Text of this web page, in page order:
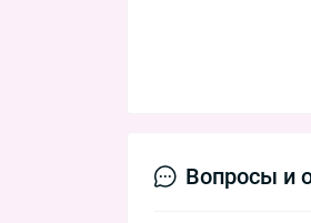
Вопросы и